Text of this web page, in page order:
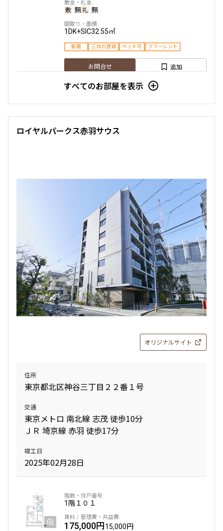
検索対象お部屋数
266件
お部屋を再検索
無 無
1DK+SIC32.55㎡
新築 三井の賃貸 ペット可 フリーレント
お問合せ 追加
2階２２２
三井の賃貸 ペット可 フリーレント
お問合せ
新着
2階２２３
140,000円15,000円
無 無
ペット可 フリーレント
2階２２４
無
新築 三井の賃貸
お問合せ
すべてのお部屋を表示
ロイヤルパークス赤羽サウス
オリジナルサイト
住所
東京都北区神谷三丁目２２番１号
交通
東京メトロ 南北線 志茂 徒歩10分
ＪＲ 埼京線 赤羽 徒歩17分
竣工日
2025年02月28日
1階１０１
175,000円15,000円